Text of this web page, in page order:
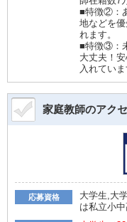
■特徴②：
地などを
れます。
■特徴③：
大丈夫！
入れていま
家庭教師のアク
応募資格
大学生,大
は私立小